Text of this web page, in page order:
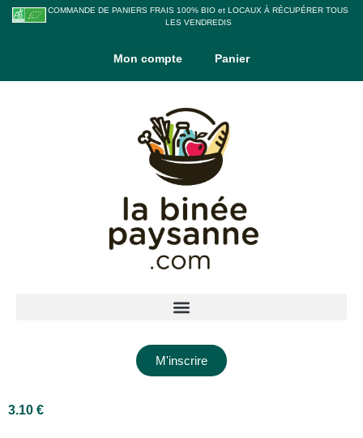
COMMANDE DE PANIERS FRAIS 100% BIO et LOCAUX À RÉCUPÉRER TOUS
LES VENDREDIS
Mon compte Panier
M'inscrire
3.10 €